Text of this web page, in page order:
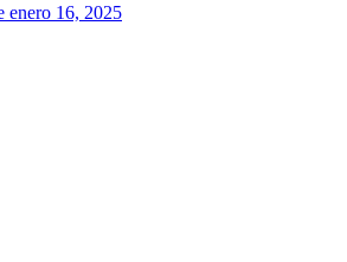
enero 16, 2025